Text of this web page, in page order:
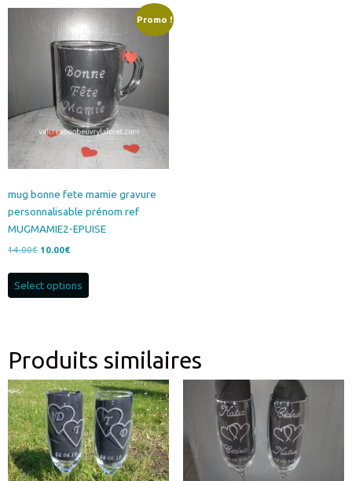
Promo !
mug bonne fete mamie gravure
personnalisable prénom ref
MUGMAMIE2-EPUISE
14.00€ Le
était :
10.00€Le
Select options
Produits similaires